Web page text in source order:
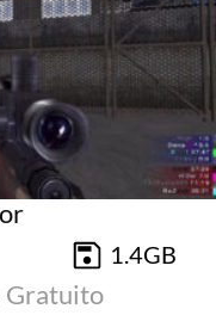
1.4GB
Gratuito